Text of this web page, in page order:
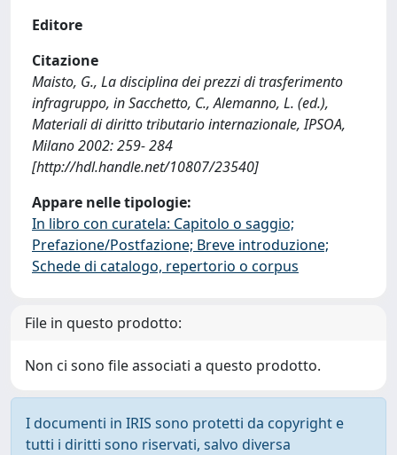
Editore
Citazione
Maisto, G., La disciplina dei prezzi di trasferimento
infragruppo, in Sacchetto, C., Alemanno, L. (ed.),
Materiali di diritto tributario internazionale, IPSOA,
Milano 2002: 259- 284
[http://hdl.handle.net/10807/23540]
Appare nelle tipologie:
In libro con curatela: Capitolo o saggio;
Prefazione/Postfazione; Breve introduzione;
Schede di catalogo, repertorio o corpus
File in questo prodotto:
Non ci sono file associati a questo prodotto.
I documenti in IRIS sono protetti da copyright e
tutti i diritti sono riservati, salvo diversa